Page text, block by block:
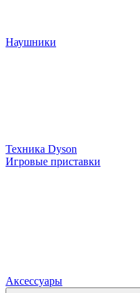
Наушники
Техника Dyson
Игровые приставки
Аксессуары